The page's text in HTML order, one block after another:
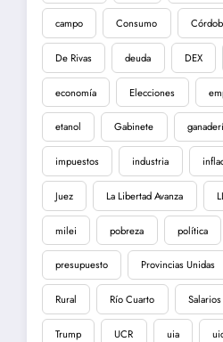
campo Consumo
De Rivas deuda DEX
economía Elecciones
etanol Gabinete
impuestos industria
Juez La Libertad Avanza
milei pobreza política
presupuesto Provincias Unidas
Rural Río Cuarto Salarios
Trump UCR uia